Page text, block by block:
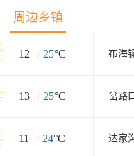
周边乡镇
12 / 25°C 布海
13 / 25°C 岔路
11 / 24°C 达家